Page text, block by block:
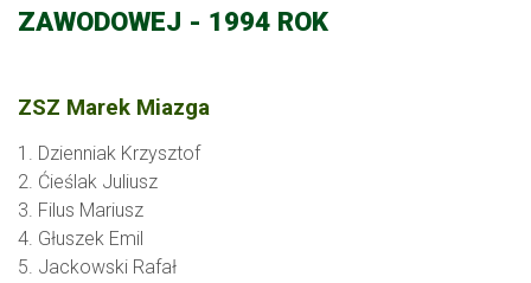
ZAWODOWEJ - 1994 ROK
ZSZ Marek Miazga
1. Dzienniak Krzysztof
2. Ćieślak Juliusz
3. Filus Mariusz
4. Głuszek Emil
5. Jackowski Rafał